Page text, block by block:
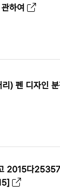
하여
) 펜 디자인
2015다